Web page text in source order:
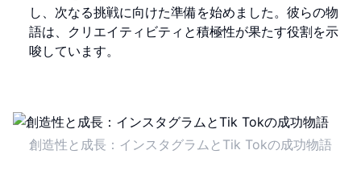
し、次なる挑戦に向けた準備を始めました。彼らの物
語は、クリエイティビティと積極性が果たす役割を示
唆しています。
創造性と成長：インスタグラムとTik Tokの成功物語